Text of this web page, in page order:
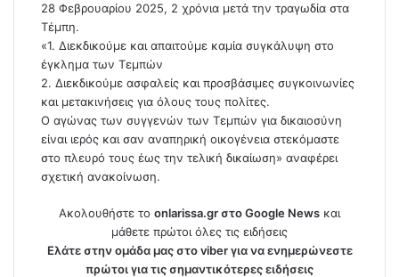
28 Φεβρουαρίου 2025, 2 χρόνια μετά την τραγωδία στα
Τέμπη.
«1. Διεκδικούμε και απαιτούμε καμία συγκάλυψη στο
έγκλημα των Τεμπών
2. Διεκδικούμε ασφαλείς και προσβάσιμες συγκοινωνίες
και μετακινήσεις για όλους τους πολίτες.
Ο αγώνας των συγγενών των Τεμπών για δικαιοσύνη
είναι ιερός και σαν αναπηρική οικογένεια στεκόμαστε
στο πλευρό τους έως την τελική δικαίωση» αναφέρει
σχετική ανακοίνωση.
Ακολουθήστε το onlarissa.gr στο Google News και
μάθετε πρώτοι όλες τις ειδήσεις
Ελάτε στην ομάδα μας στο viber για να ενημερώνεστε
πρώτοι για τις σημαντικότερες ειδήσεις